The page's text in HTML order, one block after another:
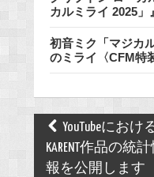
カルミライ 2025」
初音ミク「マジカ
のミライ〈CFM特
Post
navigation
YouTubeにおけ
KARENT作品の統
報を公開します